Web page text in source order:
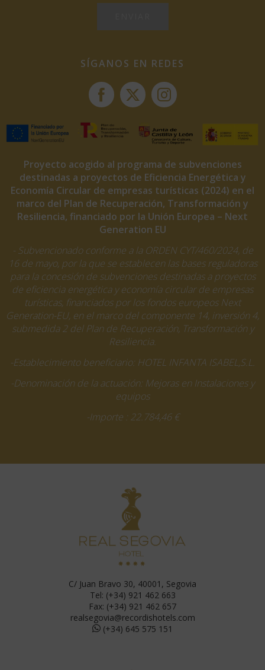
SÍGANOS EN REDES
Proyecto acogido al programa de subvenciones
destinadas a proyectos de Eficiencia Energética y
Economía Circular de empresas turísticas (2024) en el
marco del Plan de Recuperación, Transformación y
Resiliencia, financiado por la Unión Europea – Next
Generation EU
- Subvencionado conforme a la ORDEN CYT/460/2024, de
16 de mayo, por la que se establecen las bases reguladoras
para la concesión de subvenciones destinadas a proyectos
de eficiencia energética y economía circular de empresas
turísticas, financiados por los fondos europeos Next
Generation-EU, en el marco del componente 14, inversión 4,
submedida 2 del Plan de Recuperación, Transformación y
Resiliencia.
-Establecimiento beneficiario: HOTEL INFANTA ISABEL,S.L.
-Denominación de la actuación: Mejoras en Instalaciones y
equipos
-Importe : 22.784,46 €
C/ Juan Bravo 30, 40001, Segovia
Tel: (+34) 921 462 663
Fax: (+34) 921 462 657
realsegovia@recordishotels.com
(+34) 645 575 151